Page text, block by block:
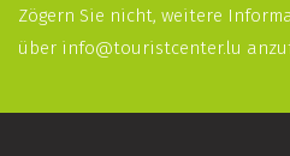
Zögern Sie nicht, weitere
über info@touristcenter.lu